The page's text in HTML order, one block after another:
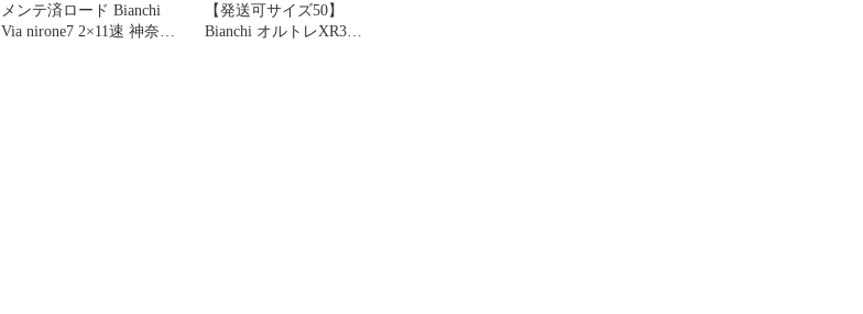
メンテ済ロード Bianchi
Via nirone7 2×11速 神奈川
【発送可サイズ50】
Bianchi オルトレXR3